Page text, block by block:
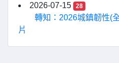
2026-07-15
28
轉知：2026城鎮韌性(
片